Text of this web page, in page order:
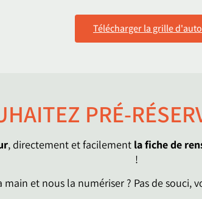
Télécharger la grille
PRÉ-
, directement et facilement la fiche de
!
et nous la numériser ? Pas de souci,